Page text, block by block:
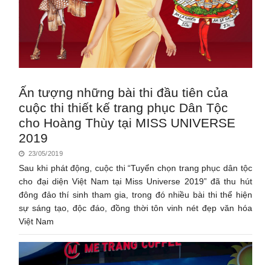
Ấn tượng những bài thi đầu tiên của
cuộc thi thiết kế trang phục Dân Tộc
cho Hoàng Thùy tại MISS UNIVERSE
2019
23/05/2019
Sau khi phát động, cuộc thi “Tuyển chọn trang phục dân tộc
cho đại diện Việt Nam tại Miss Universe 2019” đã thu hút
đông đảo thí sinh tham gia, trong đó nhiều bài thi thể hiện
sự sáng tạo, độc đáo, đồng thời tôn vinh nét đẹp văn hóa
Việt Nam